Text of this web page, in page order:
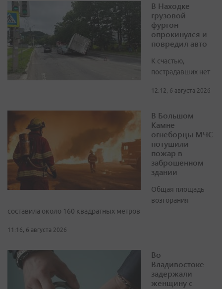
В Находке
грузовой
фургон
опрокинулся и
повредил авто
К счастью,
пострадавших нет
12:12, 6 августа 2026
В Большом
Камне
огнеборцы МЧС
потушили
пожар в
заброшенном
здании
Общая площадь
возгорания
составила около 160 квадратных метров
11:16, 6 августа 2026
Во
Владивостоке
задержали
женщину с